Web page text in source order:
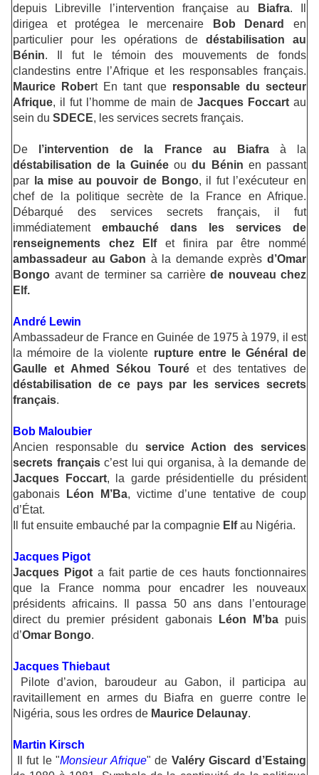
depuis Libreville l’intervention française au Biafra. Il
dirigea et protégea le mercenaire
Bob Denard
en
particulier pour les opérations de déstabilisation au
Bénin. Il fut le témoin des mouvements de fonds
clandestins entre l’Afrique et les responsables français.
Maurice Robert En tant que responsable du secteur
Afrique, il fut l’homme de main de Jacques Foccart au
sein du SDECE, les services secrets français.
De l’intervention de la France au Biafraà la
déstabilisation de la Guinéeoudu Bénin en passant
par
la mise au pouvoir de Bongo, il fut l’exécuteur en
chef de la politique secrète de la France en Afrique.
Débarqué des services secrets français, il fut
immédiatement embauché dans les services de
renseignements chez Elfet finira par être nommé
ambassadeur au Gabon à la demande exprèsd’Omar
Bongo avant de terminer sa carrière de nouveau chez
Elf.
André Lewin
Ambassadeur de France en Guinée de 1975 à 1979, il est
la mémoire de la violente rupture entre le Général de
Gaulle et Ahmed Sékou Touré et des tentatives de
déstabilisation de ce pays par les services secrets
français.
Bob Maloubier
Ancien responsable du service Action des services
secrets françaisc’est lui qui organisa, à la demande de
Jacques Foccart, la garde présidentielle du président
gabonais
Léon M’Ba, victime d’une tentative de coup
d’État.
Il fut ensuite embauché par la compagnie Elfau Nigéria.
Jacques Pigot
Jacques Pigota fait partie de ces hauts fonctionnaires
que la France nomma pour encadrer les nouveaux
présidents africains. Il passa 50 ans dans l’entourage
direct du premier président gabonais
Léon M’bapuis
d’Omar Bongo.
Jacques Thiebaut
Pilote d’avion, baroudeur au Gabon, il participa au
ravitaillement en armes du Biafra en guerre contre le
Nigéria, sous les ordres de Maurice Delaunay.
Martin Kirsch
Il fut le "Monsieur Afrique" de Valéry Giscard d’Estaing